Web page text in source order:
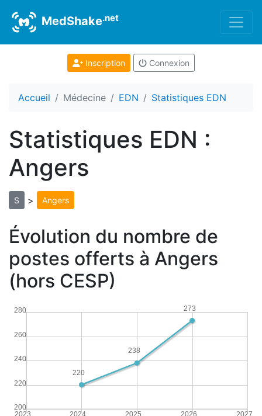
MedShake.net
Inscription Connexion
Accueil Médecine EDN Statistiques EDN
Statistiques EDN :
Angers
S > Angers
Évolution du nombre de
postes offerts à Angers
(hors CESP)
2023 2024 2025 2026 2027
200
220
240
260
280 273
238
220